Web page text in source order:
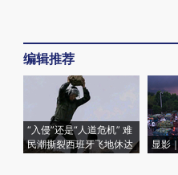
编辑推荐
“入侵”还是“人道危机” 难
民潮撕裂西班牙飞地休达
显影